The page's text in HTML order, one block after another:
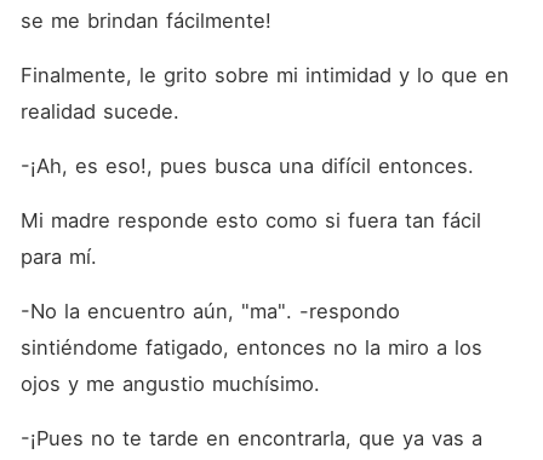
se me brindan fácilmente!
Finalmente, le grito sobre mi intimidad y lo que en
realidad sucede.
-¡Ah, es eso!, pues busca una difícil entonces.
Mi madre responde esto como si fuera tan fácil
para mí.
-No la encuentro aún, "ma". -respondo
sintiéndome fatigado, entonces no la miro a los
ojos y me angustio muchísimo.
-¡Pues no te tarde en encontrarla, que ya vas a